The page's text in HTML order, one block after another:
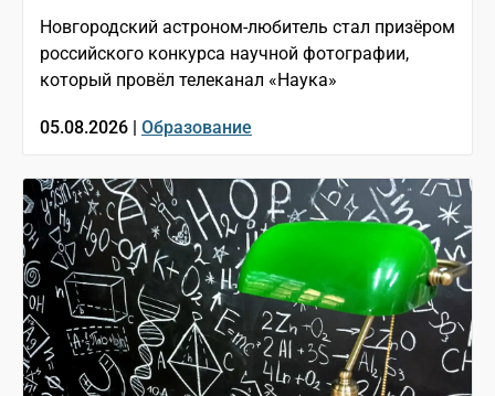
Новгородский астроном-любитель стал призёром
российского конкурса научной фотографии,
который провёл телеканал «Наука»
05.08.2026 | Образование